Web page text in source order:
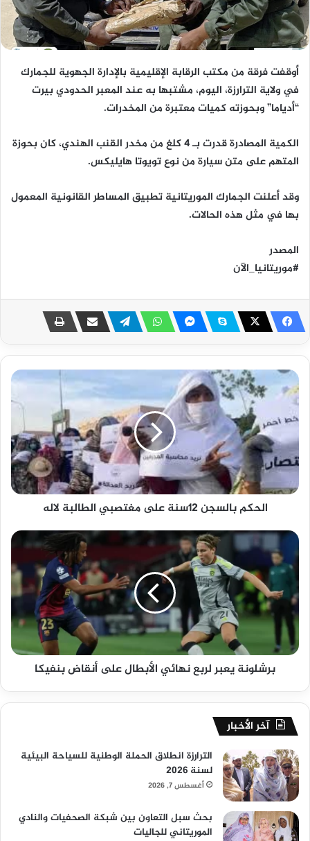
أوقفت فرقة من مكتب الرقابة الإقليمية بالإدارة الجهوية للجمارك
في ولاية الترارزة، اليوم، مشتبها به عند المعبر الحدودي بيرت
“أدياما” وبحوزته كميات معتبرة من المخدرات.
الكمية المصادرة قدرت بـ 4 كلغ من مخدر القنب الهندي، كان بحوزة
المتهم على متن سيارة من نوع تويوتا هايليكس.
وقد أعلنت الجمارك الموريتانية تطبيق المساطر القانونية المعمول
بها في مثل هذه الحالات.
المصدر
#موريتانيا_الآن
الحكم بالسجن 12سنة على مغتصبي الطالبة لاله
برشلونة يعبر لربع نهائي الأبطال على أنقاض بنفيكا
آخر الأخبار
الترارزة انطلاق الحملة الوطنية للسياحة البيئية
لسنة 2026
أغسطس 7, 2026
بحث سبل التعاون بين شبكة الصحفيات والنادي
الموريتاني للجاليات